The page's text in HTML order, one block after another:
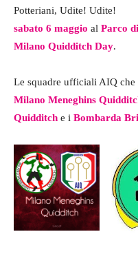
Potteriani, Udite! Udite!
sabato 6 maggio al Parco
Milano Quidditch Day.
Le squadre ufficiali AIQ che
Milano Meneghins
Quidditch e i Bombarda